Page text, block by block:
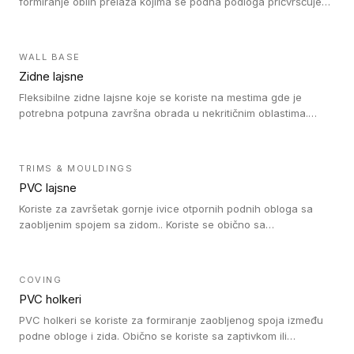
WALL BASE
Zidne lajsne
Fleksibilne zidne lajsne koje se koriste na mestima gde je
potrebna potpuna završna obrada u nekritičnim oblastima.
TRIMS & MOULDINGS
PVC lajsne
Koriste za završetak gornje ivice otpornih podnih obloga sa
zaobljenim spojem sa zidom.. Koriste se obično sa
rešenje).
COVING
PVC holkeri
PVC holkeri se koriste za formiranje zaobljenog spoja između
podne obloge i zida. Obično se koriste sa zaptivkom ili